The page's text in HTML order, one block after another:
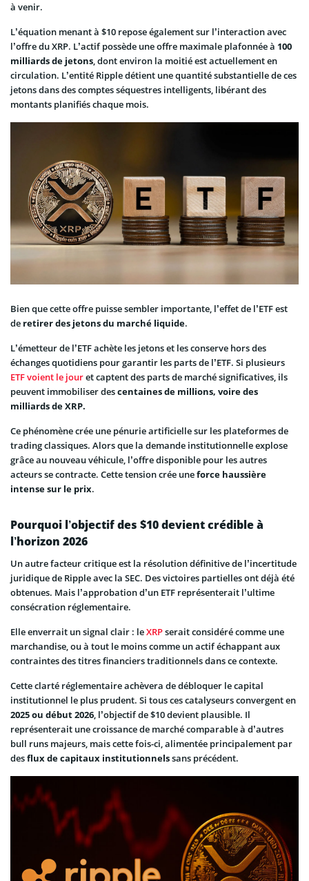
à venir.
L’équation menant à $10 repose également sur l’interaction avec
l’offre du XRP. L’actif possède une offre maximale plafonnée à 100
milliards de jetons, dont environ la moitié est actuellement en
circulation. L’entité Ripple détient une quantité substantielle de ces
jetons dans des comptes séquestres intelligents, libérant des
montants planifiés chaque mois.
Bien que cette offre puisse sembler importante, l’effet de l’ETF est
de retirer des jetons du marché liquide.
L’émetteur de l’ETF achète les jetons et les conserve hors des
échanges quotidiens pour garantir les parts de l’ETF. Si plusieurs
ETF voient le jouret captent des parts de marché significatives, ils
peuvent immobiliser descentaines de millions, voire des
milliards de XRP.
Ce phénomène crée une pénurie artificielle sur les plateformes de
trading classiques. Alors que la demande institutionnelle explose
grâce au nouveau véhicule, l’offre disponible pour les autres
acteurs se contracte. Cette tension crée uneforce haussière
intense sur le prix.
Pourquoi l’objectif des $10 devient crédible à
l’horizon 2026
Un autre facteur critique est la résolution définitive de l’incertitude
juridique de Ripple avec la SEC. Des victoires partielles ont déjà été
obtenues. Mais l’approbation d’un ETF représenterait l’ultime
consécration réglementaire.
Elle enverrait un signal clair : leXRPserait considéré comme une
marchandise, ou à tout le moins comme un actif échappant aux
contraintes des titres financiers traditionnels dans ce contexte.
Cette clarté réglementaire achèvera de débloquer le capital
institutionnel le plus prudent. Si tous ces catalyseurs convergent en
2025 ou début 2026, l’objectif de $10 devient plausible. Il
représenterait une croissance de marché comparable à d’autres
bull runs majeurs, mais cette fois-ci, alimentée principalement par
desflux de capitaux institutionnelssans précédent.